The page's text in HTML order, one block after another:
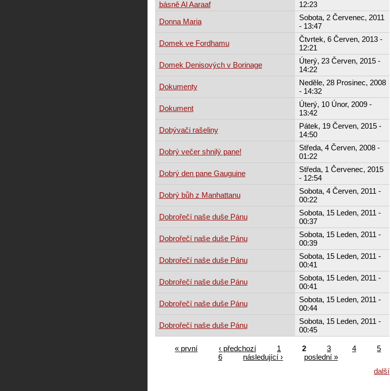
básně Al Aaraaf
12:23
Donna Maria
Sobota, 2 Červenec, 2011
- 13:47
Domek ve Fordhamu
Čtvrtek, 6 Červen, 2013 -
12:21
Domek Denisových v Borinage
Úterý, 23 Červen, 2015 -
14:22
Dokumenty
Neděle, 28 Prosinec, 2008
- 14:32
Dokument
Úterý, 10 Únor, 2009 -
13:42
Dobývači rašeliny
Pátek, 19 Červen, 2015 -
14:50
Dobrý večer shnilý pane!
Středa, 4 Červen, 2008 -
01:22
Dobrý den pane Gauguine
Středa, 1 Červenec, 2015
- 12:54
Dobrý bůh z Manhattanu
Sobota, 4 Červen, 2011 -
00:22
Dobrořečí naše duše Pánu
Sobota, 15 Leden, 2011 -
00:37
Dobrořečí naše duše Pánu
Sobota, 15 Leden, 2011 -
00:39
Dobrořečí naše duše Pánu
Sobota, 15 Leden, 2011 -
00:41
Dobrořečí naše duše Pánu
Sobota, 15 Leden, 2011 -
00:41
Dobrořečí naše duše Pánu
Sobota, 15 Leden, 2011 -
00:44
Dobrořečí naše duše Pánu
Sobota, 15 Leden, 2011 -
00:45
« první ‹ předchozí 1 2 3 4
5
6
následující ›
poslední »
další